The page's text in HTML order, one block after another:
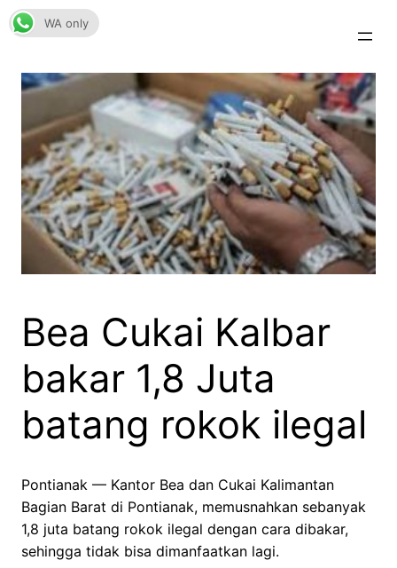
Skip
to
Bea Cukai Kalbar
bakar 1,8 Juta
batang rokok ilegal
Pontianak — Kantor Bea dan Cukai Kalimantan
Bagian Barat di Pontianak, memusnahkan sebanyak
1,8 juta batang rokok ilegal dengan cara dibakar,
sehingga tidak bisa dimanfaatkan lagi.
WA only